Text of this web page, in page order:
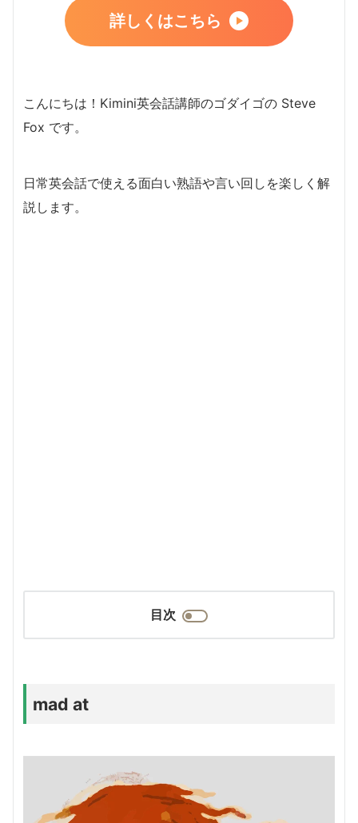
詳しくはこちら
こんにちは！Kimini英会話講師のゴダイゴの Steve
Fox です。
日常英会話で使える面白い熟語や言い回しを楽しく解
説します。
目次
mad at